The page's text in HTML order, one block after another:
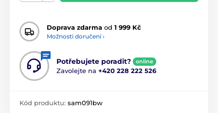
Doprava zdarma od 1 999 Kč
Možnosti doručení ›
Potřebujete poradit? online
Zavolejte na +420 228 222 526
Kód produktu: sam091bw